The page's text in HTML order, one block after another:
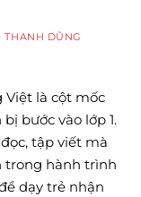
THANH DŨNG
Việt là cột mốc
bước vào lớp 1.
tập viết mà
trong hành trình
dạy trẻ nhận